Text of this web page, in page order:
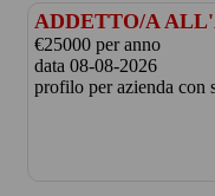
ADDETTO/A
€25000 per anno
data 08-08-2026
profilo per azienda con